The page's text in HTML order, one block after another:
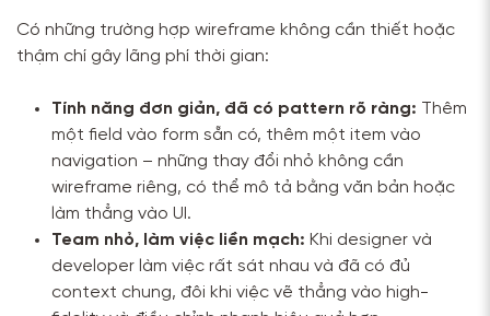
Có những trường hợp wireframe không cần thiết hoặc
thậm chí gây lãng phí thời gian:
Tính năng đơn giản, đã có pattern rõ ràng: Thêm
một field vào form sẵn có, thêm một item vào
navigation – những thay đổi nhỏ không cần
wireframe riêng, có thể mô tả bằng văn bản hoặc
làm thẳng vào UI.
Team nhỏ, làm việc liền mạch: Khi designer và
developer làm việc rất sát nhau và đã có đủ
context chung, đôi khi việc vẽ thẳng vào high-